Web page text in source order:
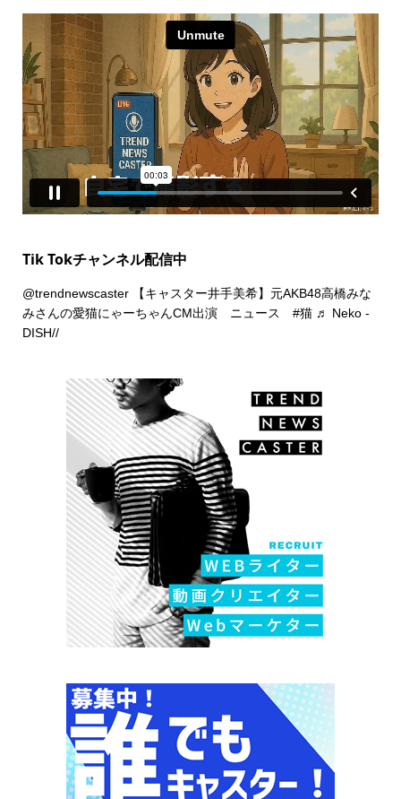
Tik Tokチャンネル配信中
@trendnewscaster【キャスター井手美希】元AKB48高橋みな
みさんの愛猫にゃーちゃんCM出演 ニュース #猫 ♬ Neko -
DISH//